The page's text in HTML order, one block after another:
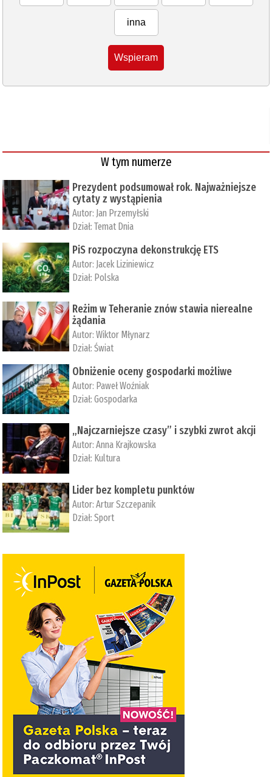
inna
Wspieram
W tym numerze
Prezydent podsumował rok. Najważniejsze
cytaty z wystąpienia
Autor: Jan Przemyłski
Dział:Temat Dnia
PiS rozpoczyna dekonstrukcję ETS
Autor: Jacek Liziniewicz
Dział: Polska
Reżim w Teheranie znów stawia nierealne
żądania
Autor:Wiktor Młynarz
Dział:Świat
Obniżenie oceny gospodarki możliwe
Autor: Paweł Woźniak
Dział:Gospodarka
„Najczarniejsze czasy” i szybki zwrot akcji
Autor:Anna Krajkowska
Dział: Kultura
Lider bez kompletu punktów
Autor:Artur Szczepanik
Dział:Sport